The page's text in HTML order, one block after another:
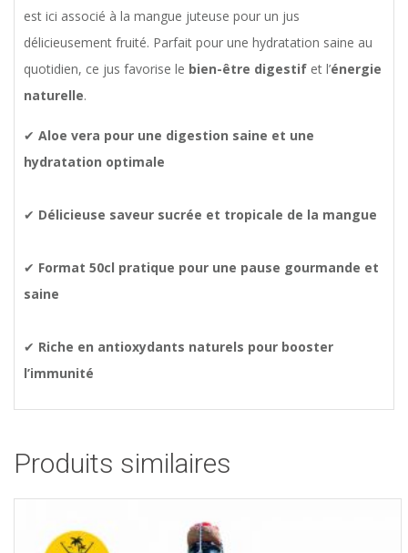
est ici associé à la mangue juteuse pour un jus
délicieusement fruité. Parfait pour une hydratation saine au
quotidien, ce jus favorise le bien-être digestif et l’énergie
naturelle.
✔ Aloe vera pour une digestion saine et une
hydratation optimale
✔ Délicieuse saveur sucrée et tropicale de la mangue
✔ Format 50cl pratique pour une pause gourmande et
saine
✔ Riche en antioxydants naturels pour booster
l’immunité
Produits similaires